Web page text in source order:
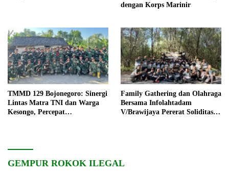
dengan Korps Marinir
TMMD 129 Bojonegoro: Sinergi
Lintas Matra TNI dan Warga
Kesongo, Percepat
Family Gathering dan Olahraga
Bersama Infolahtadam
V/Brawijaya Pererat Soliditas
GEMPUR ROKOK ILEGAL